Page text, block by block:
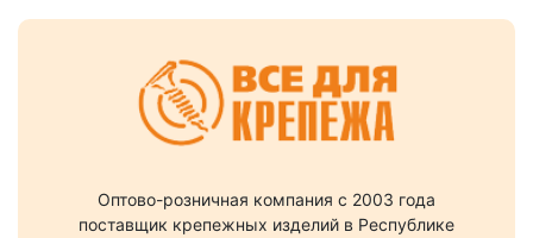
Оптово-розничная компания c 2003 года
поставщик крепежных изделий в Республике